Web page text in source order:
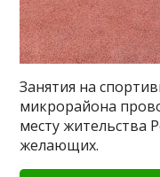
Занятия на
микрорайона
месту жительства
желающих.